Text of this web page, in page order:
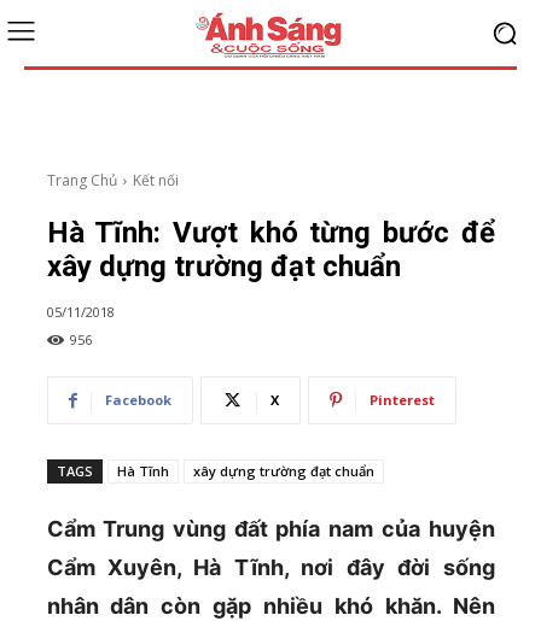
Trang Chủ Kết nối
Hà Tĩnh: Vượt khó từng bước để
xây dựng trường đạt chuẩn
05/11/2018
956
Facebook X Pinterest
TAGS Hà Tĩnh xây dựng trường đạt chuẩn
Cẩm Trung vùng đất phía nam của huyện
Cẩm Xuyên, Hà Tĩnh, nơi đây đời sống
nhân dân còn gặp nhiều khó khăn. Nên